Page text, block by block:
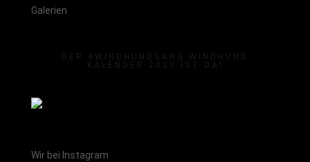
Galerien
DER #WINDHUNDGANG WINDHUND
KALENDER 2020 IST DA!
Wir bei Instagram